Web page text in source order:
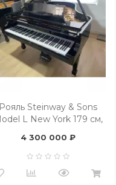
Рояль Steinway & Sons
L New York 179 см,
под заказ
4 300 000 ₽